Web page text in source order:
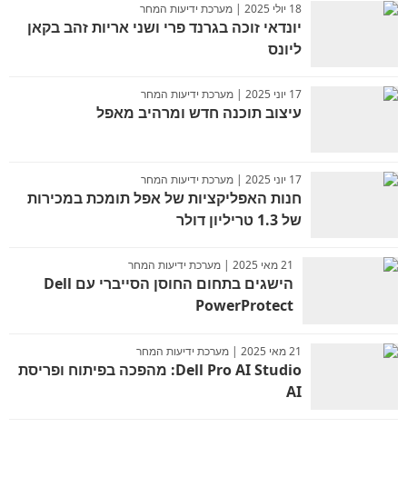
18 יולי 2025 | מערכת ידיעות המחר
יונדאי זוכה בגרנד פרי ושני אריות זהב בקאן
ליונס
17 יוני 2025 | מערכת ידיעות המחר
עיצוב תוכנה חדש ומרהיב מאפל
17 יוני 2025 | מערכת ידיעות המחר
חנות האפליקציות של אפל תומכת במכירות
של 1.3 טריליון דולר
21 מאי 2025 | מערכת ידיעות המחר
הישגים בתחום החוסן הסייברי עם Dell
PowerProtect
21 מאי 2025 | מערכת ידיעות המחר
Dell Pro AI Studio: מהפכה בפיתוח ופריסת
AI